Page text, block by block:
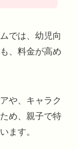
では、幼児向
、料金が高め
や、キャラク
め、親子で特
ます。